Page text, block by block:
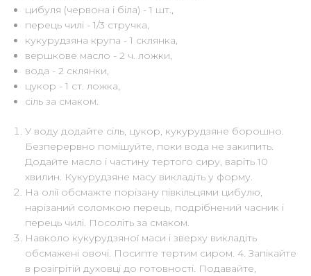
цибуля (червона і біла) - 1 шт.,
перець чилі - 1/3 стручка,
кукурудзяна крупа - 1 склянка,
вершкове масло - 2 ч. ложки,
вода - 2 склянки,
цукор - 1 ст. ложка,
сіль за смаком.
У воду додайте сіль, цукор, кукурудзяне борошно.
Безперервно помішуйте, поки вода не закипить.
Додайте масло і частину тертого сиру, варіть 10
хвилин. Кукурудзяне масу викладіть у форму.
На олії обсмажте порізану півкільцями цибулю,
нарізаний соломкою перець, подрібнений часник і
перець чилі. Посоліть за смаком.
Навколо кукурудзяної маси і зверху викладіть
обсмажені овочі. Посипте тертим сиром. 4. Запікайте
в розігрітій духовці до готовності. Подавайте,